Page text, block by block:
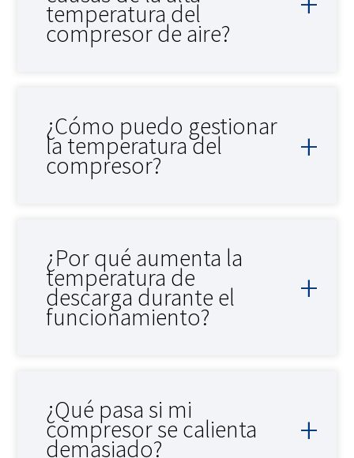
temperatura del
compresor de aire?
¿Cómo puedo gestionar
la temperatura del
compresor?
¿Por qué aumenta la
temperatura de
descarga durante el
funcionamiento?
¿Qué pasa si mi
compresor se calienta
demasiado?